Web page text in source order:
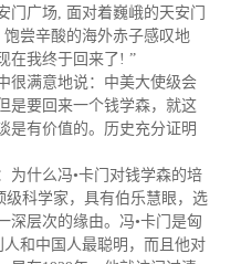
广场, 面对着巍峨的天安门
尝辛酸的海外赤子感叹地
在我终于回来了! ”
很满意地说：中美大使级会
是要回来一个钱学森，就这
是有价值的。历史充分证明
为什么冯•卡门对钱学森的培
级科学家，具有伯乐慧眼，选
深层次的缘由。冯•卡门是匈
和中国人最聪明，而且他对